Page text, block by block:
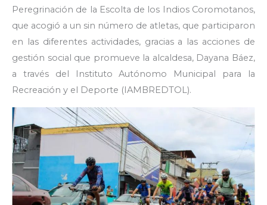
Peregrinación de la Escolta de los Indios Coromotanos,
que acogió a un sin número de atletas, que participaron
en las diferentes actividades, gracias a las acciones de
gestión social que promueve la alcaldesa, Dayana Báez,
a través del Instituto Autónomo Municipal para la
Recreación y el Deporte (IAMBREDTOL).